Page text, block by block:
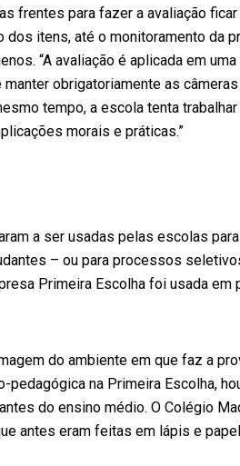
frentes para fazer a avaliação
itens, até o monitoramento da
“A avaliação é aplicada em uma
obrigatoriamente as
tempo, a escola tenta
morais e práticas.”
a ser usadas pelas escolas
– ou para processos
Primeira Escolha foi usada em
do ambiente em que faz a
na Primeira Escolha,
do ensino médio. O Colégio
antes eram feitas em lápis e